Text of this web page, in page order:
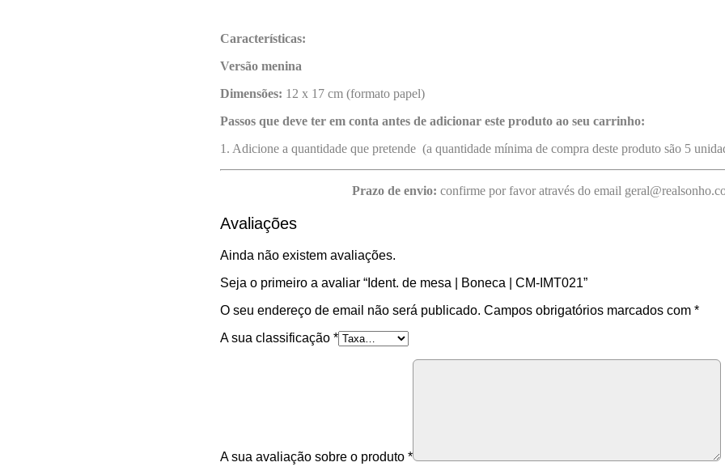
Características:
Versão menina
Dimensões: 12 x 17 cm (formato papel)
Passos que deve ter em conta antes de adicionar este produto ao seu carrinho:
1. Adicione a quantidade que pretende (a quantidade mínima de compra deste produto são 5
Prazo de envio: confirme por favor através do email
Avaliações
Ainda não existem avaliações.
Seja o primeiro a avaliar “Ident. de mesa | Boneca | CM-IMT021”
O seu endereço de email não será publicado. Campos obrigatórios marcados com *
A sua classificação *
A sua avaliação sobre o produto *